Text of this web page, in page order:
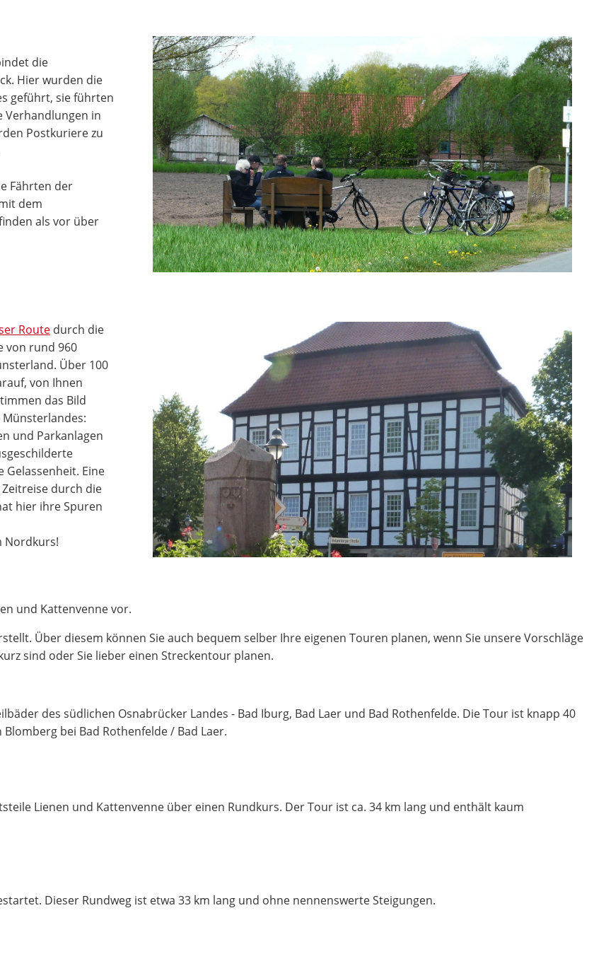
die
Hier wurden die
geführt, sie führten
Verhandlungen in
Postkuriere zu
Fährten der
dem
als vor über
Route durch die
von rund 960
Über 100
von Ihnen
das Bild
und Parkanlagen
Eine
durch die
hier ihre Spuren
Nordkurs!
und Kattenvenne vor.
Über diesem können Sie auch bequem selber Ihre eigenen Touren planen, wenn Sie unsere Vorschläge
sind oder Sie lieber einen Streckentour planen.
des südlichen Osnabrücker Landes - Bad Iburg, Bad Laer und Bad Rothenfelde. Die Tour ist knapp 40
bei Bad Rothenfelde / Bad Laer.
Lienen und Kattenvenne über einen Rundkurs. Der Tour ist ca. 34 km lang und enthält kaum
Dieser Rundweg ist etwa 33 km lang und ohne nennenswerte Steigungen.